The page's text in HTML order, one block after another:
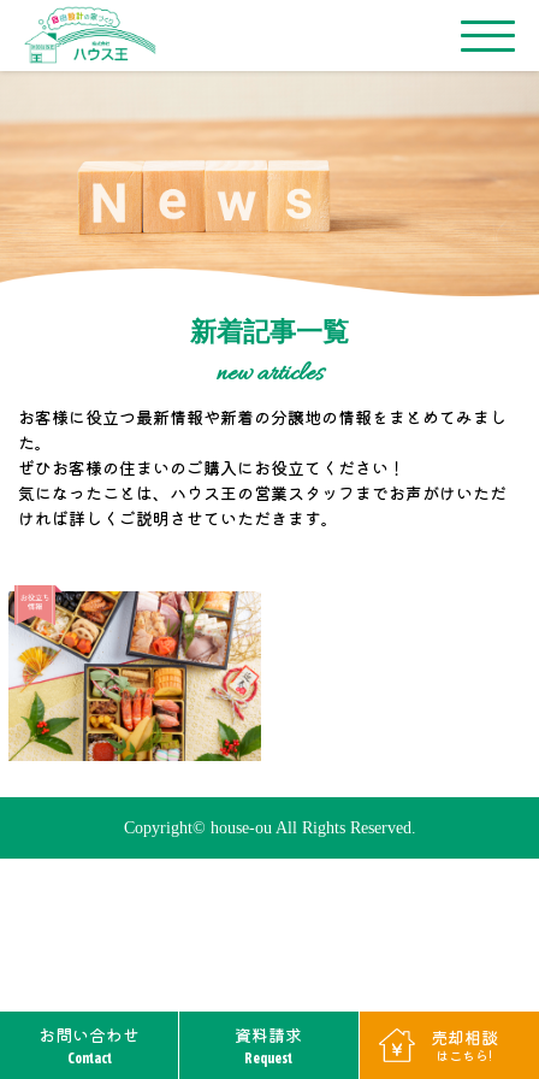
新着記事一覧
new articles
お客様に役立つ最新情報や新着の分譲地の情報をまとめてみまし
た。
ぜひお客様の住まいのご購入にお役立てください！
気になったことは、ハウス王の営業スタッフまでお声がけいただ
ければ詳しくご説明させていただきます。
お問い合わせ
Contact
資料請求
Request
売却相談
はこちら!
Copyright© house-ou All Rights Reserved.